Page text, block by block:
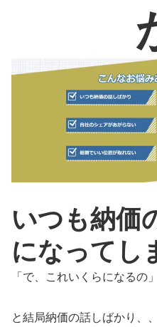
いつも納価
になってし
「で、これいくらになるの」
と結局納価の話しばかり、、